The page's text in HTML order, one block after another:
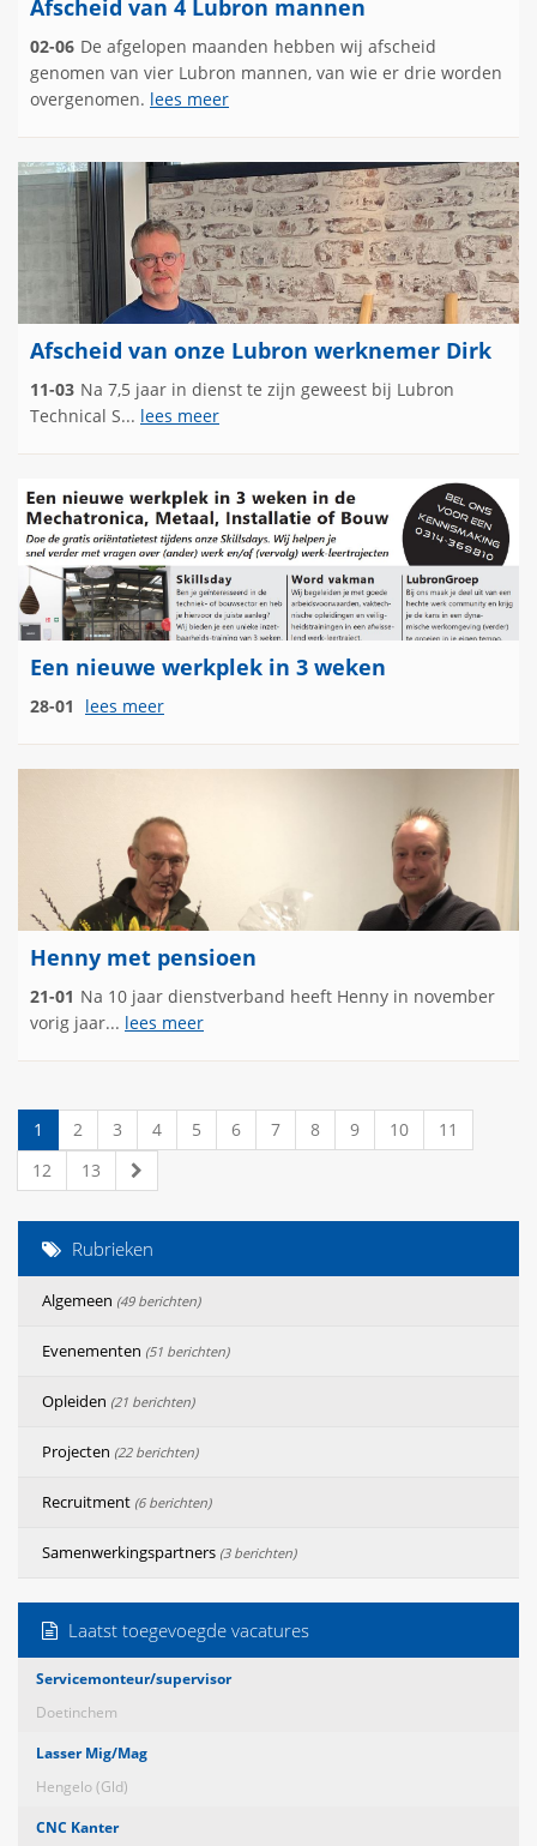
Afscheid van 4 Lubron mannen
02-06 De afgelopen maanden hebben wij afscheid
genomen van vier Lubron mannen, van wie er drie worden
overgenomen. lees meer
Afscheid van onze Lubron werknemer Dirk
11-03 Na 7,5 jaar in dienst te zijn geweest bij Lubron
Technical S... lees meer
Een nieuwe werkplek in 3 weken
28-01 lees meer
Henny met pensioen
21-01 Na 10 jaar dienstverband heeft Henny in november
vorig jaar... lees meer
1 2 3 4 5 6 7 8 9 10
11
12
13
Rubrieken
Algemeen (49 berichten)
Evenementen (51 berichten)
Opleiden (21 berichten)
Projecten (22 berichten)
Recruitment (6 berichten)
Samenwerkingspartners (3 berichten)
Laatst toegevoegde vacatures
Servicemonteur/supervisor
Doetinchem
Lasser Mig/Mag
Hengelo (Gld)
CNC Kanter